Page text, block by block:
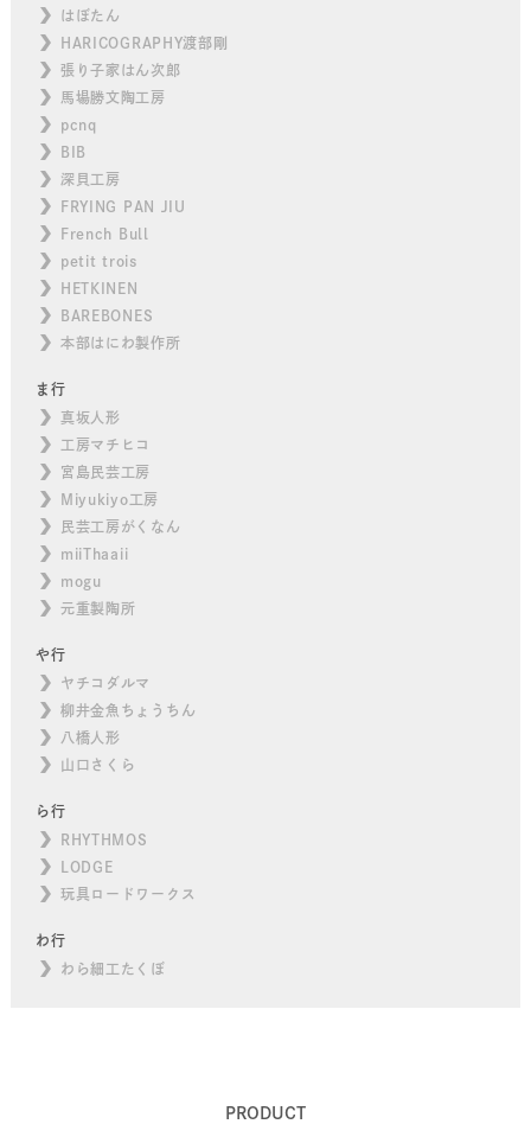
はぼたん
HARICOGRAPHY渡部剛
張り子家はん次郎
馬場勝文陶工房
pcnq
BIB
深貝工房
FRYING PAN JIU
French Bull
petit trois
HETKINEN
BAREBONES
本部はにわ製作所
ま行
真坂人形
工房マチヒコ
宮島民芸工房
Miyukiyo工房
民芸工房がくなん
miiThaaii
mogu
元重製陶所
や行
ヤチコダルマ
柳井金魚ちょうちん
八橋人形
山口さくら
ら行
RHYTHMOS
LODGE
玩具ロードワークス
わ行
わら細工たくぼ
PRODUCT